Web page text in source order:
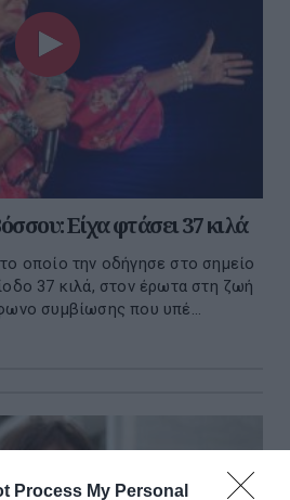
Process My Personal
Είχα φτάσει 37 κιλά
οποίο την οδήγησε στο σημείο
37 κιλά, στον έρωτα στη ζωή
συμβίωσης που υπέ...